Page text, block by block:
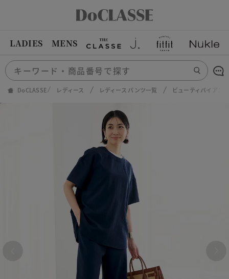
LADIES MENS
DoCLASSE レディース レディース パンツ一覧 ビューティバイアス